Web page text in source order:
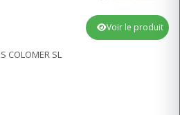
COLOMER SL
Voir le produit